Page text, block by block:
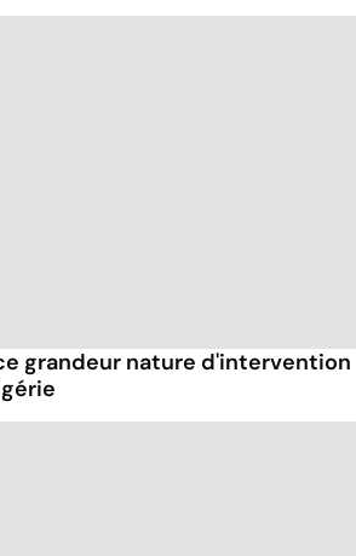
grandeur nature d'intervention